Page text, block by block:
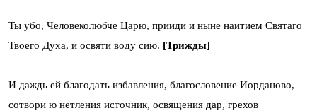
Ты убо, Человеколюбче Царю, прииди и ныне наитием Святаго
Твоего Духа, и освяти воду сию. [Трижды]
И даждь ей благодать избавления, благословение Иорданово,
сотвори ю нетления источник, освящения дар, грехов